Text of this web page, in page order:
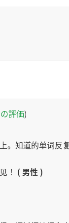
評価)
。知道的单词反
！ ( 男性 )